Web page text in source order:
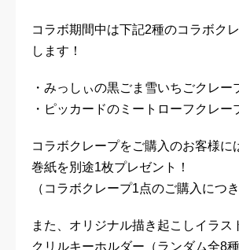
コラボ期間中は下記2種のコラボク
します！
・みっしぃの黒ごま雪いちごクレー
・ピッカードのミートローフクレー
コラボクレープをご購入のお客様に
巻紙を別途1枚プレゼント！
（コラボクレープ1点のご購入につき
また、オリジナル描き起こしイラス
クリルキーホルダー（ランダム全8